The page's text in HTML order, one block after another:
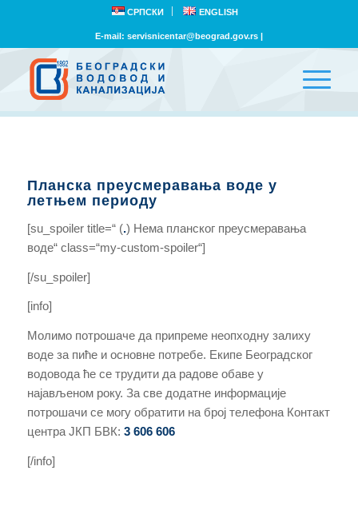
СРПСКИ ENGLISH
E-mail: servisnicentar@beograd.gov.rs|
Планска преусмеравања воде у
летњем периоду
[su_spoiler title=“ (.) Нема планског преусмеравања
воде“ class=“my-custom-spoiler“]
[/su_spoiler]
[info]
Молимо потрошаче да припреме неопходну залиху
воде за пиће и основне потребе. Екипе Београдског
водовода ће се трудити да радове обаве у
најављеном року. За све додатне информације
потрошачи се могу обратити на број телефона Контакт
центра ЈКП БВК: 3 606 606
[/info]